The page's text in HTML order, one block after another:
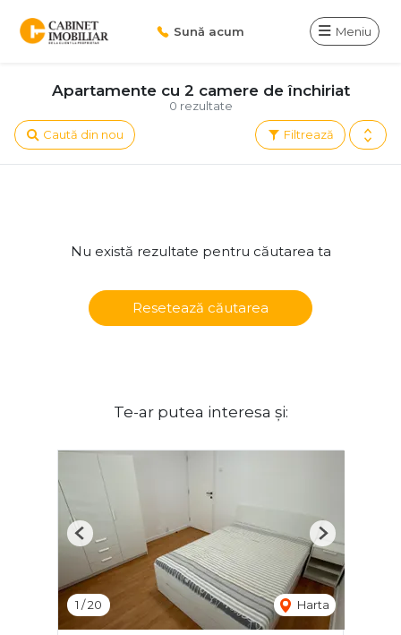
Sună acum Meniu
0 rezultate
Apartamente cu 2 camere de închiriat
Filtrează
Caută din nou
Nu există rezultate pentru căutarea ta
Resetează căutarea
Te-ar putea interesa și:
1 /20 Harta
Previous Next